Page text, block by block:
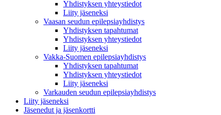
Yhdistyksen yhteystiedot
Liity jäseneksi
Vaasan seudun epilepsiayhdistys
Yhdistyksen tapahtumat
Yhdistyksen yhteystiedot
Liity jäseneksi
Vakka-Suomen epilepsiayhdistys
Yhdistyksen tapahtumat
Yhdistyksen yhteystiedot
Liity jäseneksi
Varkauden seudun epilepsiayhdistys
Liity jäseneksi
Jäsenedut ja jäsenkortti